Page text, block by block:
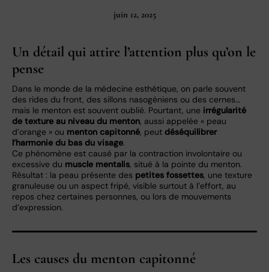
juin 12, 2025
Un détail qui attire l’attention plus qu’on le
pense
Dans le monde de la médecine esthétique, on parle souvent
des rides du front, des sillons nasogéniens ou des cernes…
mais le menton est souvent oublié. Pourtant, une irrégularité
de texture au niveau du menton, aussi appelée « peau
d’orange » ou menton capitonné, peut déséquilibrer
l’harmonie du bas du visage.
Ce phénomène est causé par la contraction involontaire ou
excessive du muscle mentalis, situé à la pointe du menton.
Résultat : la peau présente des petites fossettes, une texture
granuleuse ou un aspect fripé, visible surtout à l’effort, au
repos chez certaines personnes, ou lors de mouvements
d’expression.
Les causes du menton capitonné